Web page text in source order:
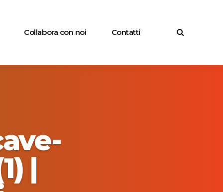
Collabora con noi Contatti
|